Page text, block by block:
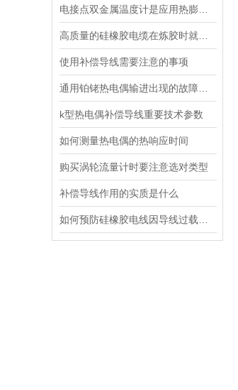
使用补偿导线需要注意的事项
k型热电偶补偿导线重要技术参数
如何测量热电偶的热响应时间
购买涡轮流量计时要注意选对类型
补偿导线作用的实质是什么